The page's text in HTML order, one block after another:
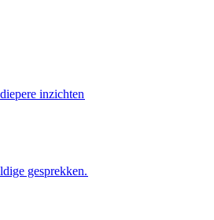
inzichten​​
gesprekken.​​